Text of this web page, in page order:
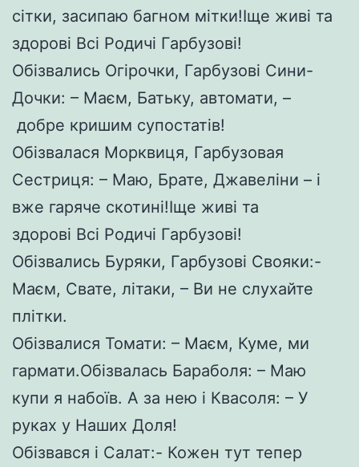
сітки, засипаю багном мітки!Іще живі та
здорові Всі Родичі Гарбузові!
Обізвались Огірочки, Гарбузові Сини-
Дочки: – Маєм, Батьку, автомати, –
добре кришим супостатів!
Обізвалася Морквиця, Гарбузовая
Сестриця: – Маю, Брате, Джавеліни – і
вже гаряче скотині!Іще живі та
здорові Всі Родичі Гарбузові!
Обізвались Буряки, Гарбузові Свояки:-
Маєм, Свате, літаки, – Ви не слухайте
плітки.
Обізвалися Томати: – Маєм, Куме, ми
гармати.Обізвалась Бараболя: – Маю
купи я набоїв. А за нею і Квасоля: – У
руках у Наших Доля!
Обізвався і Салат:- Кожен тут тепер